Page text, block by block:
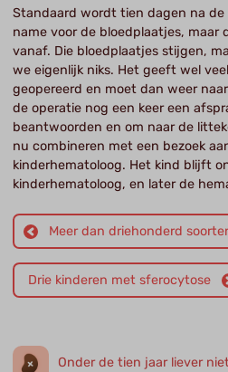
Standaard wordt tien dagen na
name voor de bloedplaatjes, maar
vanaf. Die bloedplaatjes stijgen,
we eigenlijk niks. Het geeft wel
geopereerd en moet dan weer
de operatie nog een keer een
beantwoorden en om naar de
nu combineren met een bezoek
kinderhematoloog. Het kind blijft
kinderhematoloog, en later de
Meer dan driehonderd
Drie kinderen met sferocytose
Onder de tien jaar liever